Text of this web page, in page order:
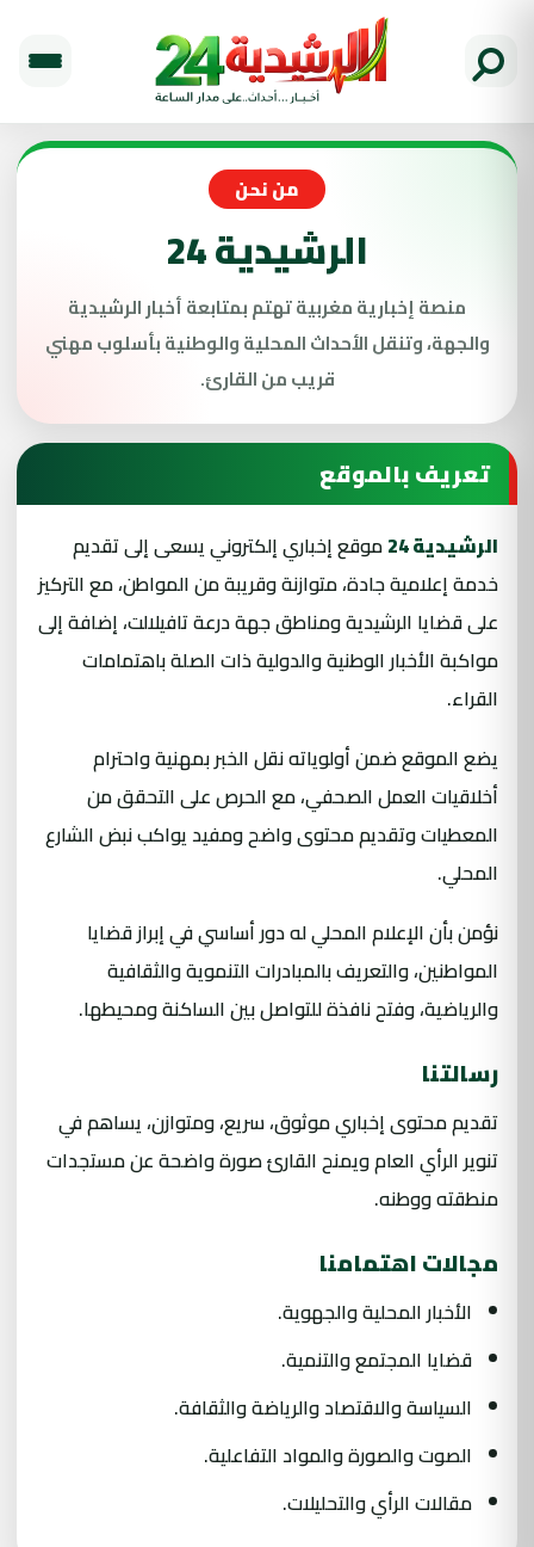
من نحن
الرشيدية 24
منصة إخبارية مغربية تهتم بمتابعة أخبار الرشيدية
والجهة، وتنقل الأحداث المحلية والوطنية بأسلوب مهني
قريب من القارئ.
تعريف بالموقع
الرشيدية 24
موقع إخباري إلكتروني يسعى إلى تقديم
خدمة إعلامية جادة، متوازنة وقريبة من المواطن، مع التركيز
على قضايا الرشيدية ومناطق جهة درعة تافيلالت، إضافة إلى
مواكبة الأخبار الوطنية والدولية ذات الصلة باهتمامات
القراء.
يضع الموقع ضمن أولوياته نقل الخبر بمهنية واحترام
أخلاقيات العمل الصحفي، مع الحرص على التحقق من
المعطيات وتقديم محتوى واضح ومفيد يواكب نبض الشارع
المحلي.
نؤمن بأن الإعلام المحلي له دور أساسي في إبراز قضايا
المواطنين، والتعريف بالمبادرات التنموية والثقافية
والرياضية، وفتح نافذة للتواصل بين الساكنة ومحيطها.
رسالتنا
تقديم محتوى إخباري موثوق، سريع، ومتوازن، يساهم في
تنوير الرأي العام ويمنح القارئ صورة واضحة عن مستجدات
منطقته ووطنه.
مجالات اهتمامنا
الأخبار المحلية والجهوية.
قضايا المجتمع والتنمية.
السياسة والاقتصاد والرياضة والثقافة.
الصوت والصورة والمواد التفاعلية.
مقالات الرأي والتحليلات.